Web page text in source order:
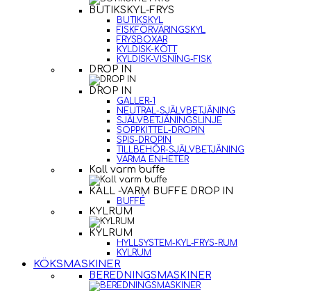
BUTIKSKYL-FRYS
BUTIKSKYL
FISKFÖRVARINGSKYL
FRYSBOXAR
KYLDISK-KÖTT
KYLDISK-VISNING-FISK
DROP IN
DROP IN
GALLER-1
NEUTRAL-SJÄLVBETJÄNING
SJÄLVBETJÄNINGSLINJE
SOPPKITTEL-DROPIN
SPIS-DROPIN
TILLBEHÖR-SJÄLVBETJÄNING
VARMA ENHETER
Kall varm buffe
KALL -VARM BUFFE DROP IN
BUFFÉ
KYLRUM
KYLRUM
HYLLSYSTEM-KYL-FRYS-RUM
KYLRUM
KÖKSMASKINER
BEREDNINGSMASKINER